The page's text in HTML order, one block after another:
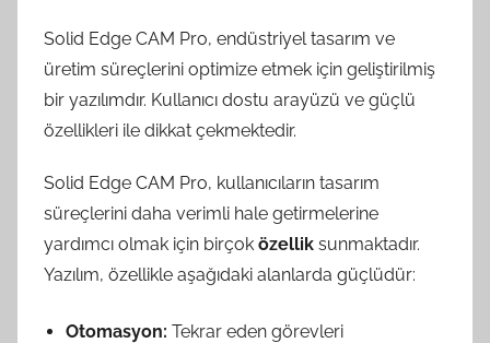
Solid Edge CAM Pro, endüstriyel tasarım ve
üretim süreçlerini optimize etmek için geliştirilmiş
bir yazılımdır. Kullanıcı dostu arayüzü ve güçlü
özellikleri ile dikkat çekmektedir.
Solid Edge CAM Pro, kullanıcıların tasarım
süreçlerini daha verimli hale getirmelerine
yardımcı olmak için birçok özellik sunmaktadır.
Yazılım, özellikle aşağıdaki alanlarda güçlüdür:
Otomasyon: Tekrar eden görevleri